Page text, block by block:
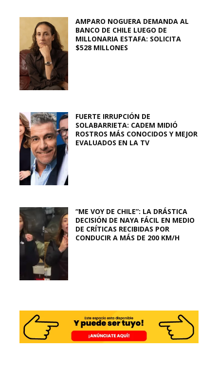
AMPARO NOGUERA DEMANDA AL
BANCO DE CHILE LUEGO DE
MILLONARIA ESTAFA: SOLICITA
$528 MILLONES
FUERTE IRRUPCIÓN DE
SOLABARRIETA: CADEM MIDIÓ
ROSTROS MÁS CONOCIDOS Y MEJOR
EVALUADOS EN LA TV
“ME VOY DE CHILE”: LA DRÁSTICA
DECISIÓN DE NAYA FÁCIL EN MEDIO
DE CRÍTICAS RECIBIDAS POR
CONDUCIR A MÁS DE 200 KM/H